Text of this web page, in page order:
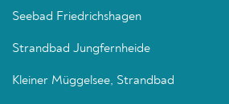
Seebad Friedrichshagen
Strandbad Jungfernheide
Kleiner Müggelsee, Strandbad